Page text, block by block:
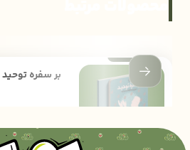
بر سفره توحید
تومان